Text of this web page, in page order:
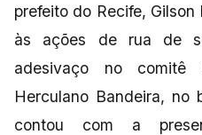
prefeito do Recife,
às ações de rua de
adesivaço no comitê
Herculano Bandeira, no
contou com a